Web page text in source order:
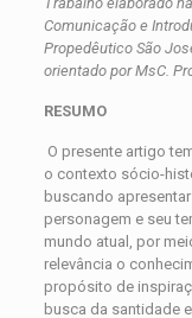
Comunicação e
Propedêutico São
orientado por MsC.
RESUMO
O presente artigo
o contexto sócio-
buscando
personagem e seu
mundo atual, por
relevância o
propósito de
busca da santidade